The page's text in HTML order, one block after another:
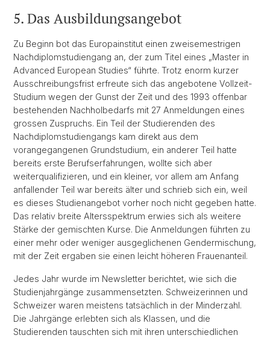
5. Das Ausbildungsangebot
Zu Beginn bot das Europainstitut einen zweisemestrigen
Nachdiplomstudiengang an, der zum Titel eines „Master in
Advanced European Studies“ führte. Trotz enorm kurzer
Ausschreibungsfrist erfreute sich das angebotene Vollzeit-
Studium wegen der Gunst der Zeit und des 1993 offenbar
bestehenden Nachholbedarfs mit 27 Anmeldungen eines
grossen Zuspruchs. Ein Teil der Studierenden des
Nachdiplomstudiengangs kam direkt aus dem
vorangegangenen Grundstudium, ein anderer Teil hatte
bereits erste Berufserfahrungen, wollte sich aber
weiterqualifizieren, und ein kleiner, vor allem am Anfang
anfallender Teil war bereits älter und schrieb sich ein, weil
es dieses Studienangebot vorher noch nicht gegeben hatte.
Das relativ breite Altersspektrum erwies sich als weitere
Stärke der gemischten Kurse. Die Anmeldungen führten zu
einer mehr oder weniger ausgeglichenen Gendermischung,
mit der Zeit ergaben sie einen leicht höheren Frauenanteil.
Jedes Jahr wurde im Newsletter berichtet, wie sich die
Studienjahrgänge zusammensetzten. Schweizerinnen und
Schweizer waren meistens tatsächlich in der Minderzahl.
Die Jahrgänge erlebten sich als Klassen, und die
Studierenden tauschten sich mit ihren unterschiedlichen